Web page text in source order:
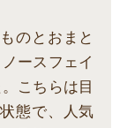
のとおまと
ースフェイ
こちらは目
態で、人気